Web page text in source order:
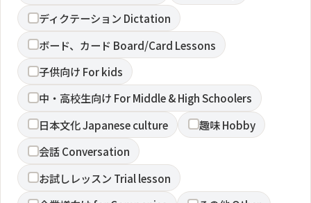
ディクテーション Dictation
ボード、カード Board/Card Lessons
子供向け For kids
中・高校生向け For Middle & High Schoolers
日本文化 Japanese culture
趣味 Hobby
会話 Conversation
お試しレッスン Trial lesson